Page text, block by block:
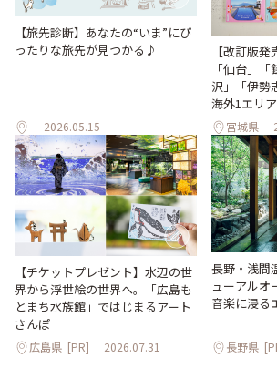
【旅先診断】あなたの“いま”にぴ
ったりな旅先が見つかる♪
2026.05.15
【改訂版
「仙台」
沢」「伊勢
海外1エリ
宮城県
【チケットプレゼント】水辺の世
界から浮世絵の世界へ。「広島も
とまち水族館」ではじまるアート
さんぽ
広島県 [PR] 2026.07.31
長野・浅間
ューアルオ
音楽に浸る
長野県